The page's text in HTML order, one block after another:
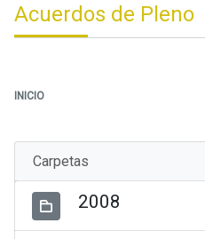
Acuerdos de Pleno
INICIO
Carpetas
2008